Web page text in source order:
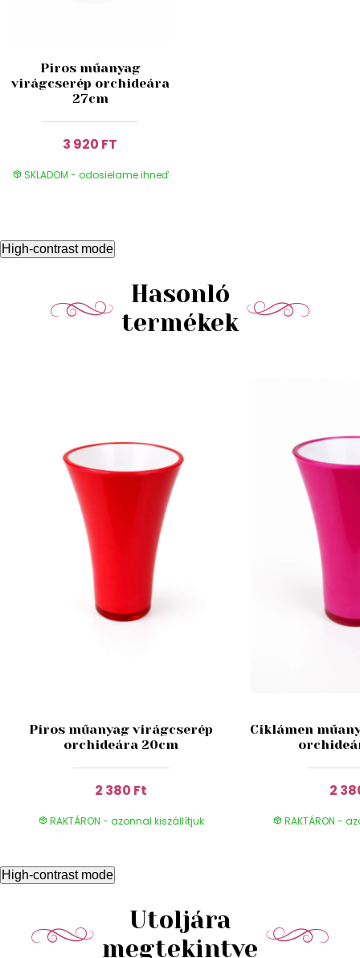
Piros műanyag
virágcserép orchideára
27cm
3 920 FT
SKLADOM - odosielame ihneď
High-contrast mode
Hasonló
termékek
Piros műanyag virágcserép
orchideára 20cm
2 380 Ft
RAKTÁRON - azonnal kiszállítjuk
Ciklámen
2
RAKTÁRON -
High-contrast mode
Utoljára
megtekintve